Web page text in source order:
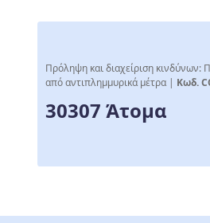
Πρόληψη και διαχείριση κινδύνων:
από αντιπλημμυρικά μέτρα | Κωδ.
30307 Άτομα